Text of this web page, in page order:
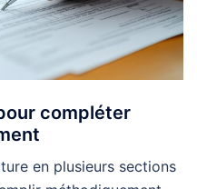
compléter
en plusieurs sections